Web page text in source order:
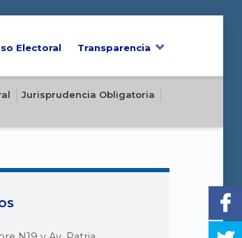
Electoral Transparencia
Jurisprudencia Obligatoria